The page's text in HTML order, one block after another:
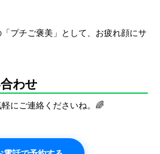
プチご褒美」として、お疲れ顔にサ
わせ
軽にご連絡くださいね。🌈